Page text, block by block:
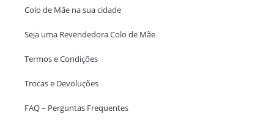
Colo de Mãe na sua cidade
Seja uma Revendedora Colo de Mãe
Termos e Condições
Trocas e Devoluções
FAQ – Perguntas Frequentes